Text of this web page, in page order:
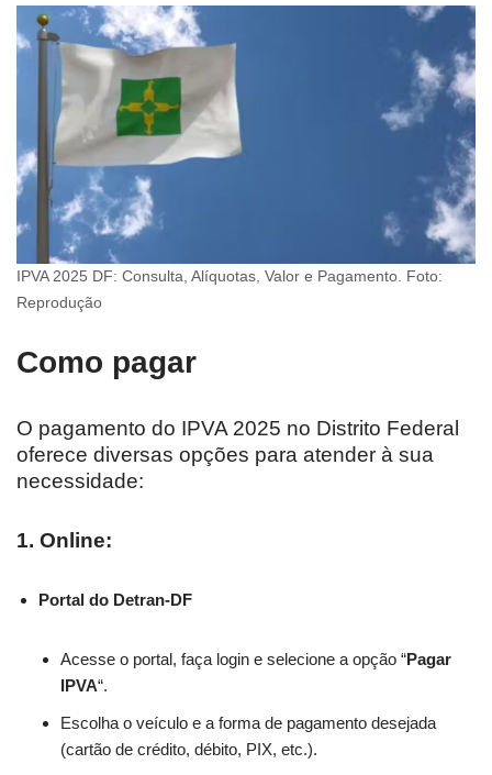
IPVA 2025 DF: Consulta, Alíquotas, Valor e Pagamento. Foto:
Reprodução
Como pagar
O pagamento do IPVA 2025 no Distrito Federal
oferece diversas opções para atender à sua
necessidade:
1. Online:
Portal do Detran-DF
Acesse o portal, faça login e selecione a opção “Pagar
IPVA“.
Escolha o veículo e a forma de pagamento desejada
(cartão de crédito, débito, PIX, etc.).